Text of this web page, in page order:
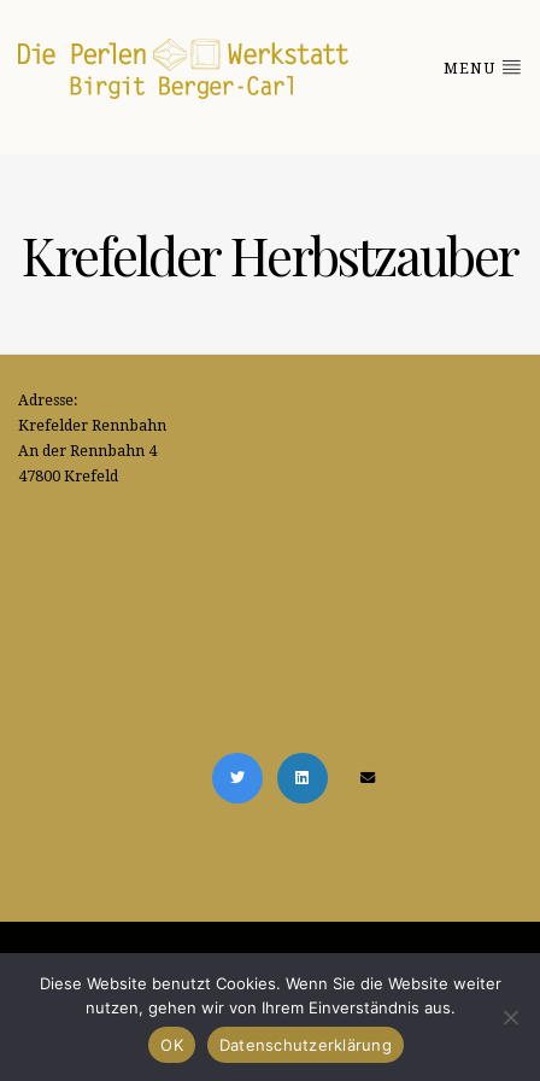
MENU
Krefelder Herbstzauber
Adresse:
Krefelder Rennbahn
An der Rennbahn 4
47800 Krefeld
© Copyright 2026 Die Perlenwerkstatt | Datenschutzerklärung |Impressum
Diese Website benutzt Cookies. Wenn Sie die Website weiter
nutzen, gehen wir von Ihrem Einverständnis aus.
OK
Datenschutzerklärung